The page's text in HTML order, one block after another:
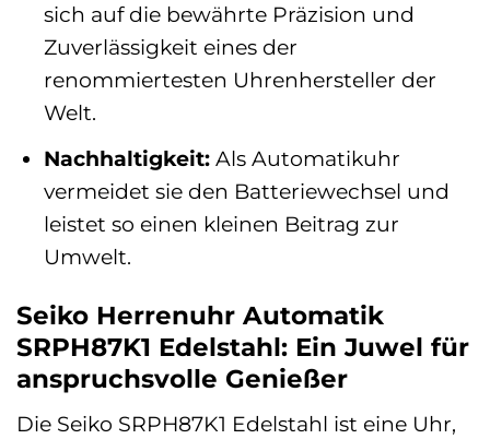
sich auf die bewährte Präzision und
Zuverlässigkeit eines der
renommiertesten Uhrenhersteller der
Welt.
Nachhaltigkeit:Als Automatikuhr
vermeidet sie den Batteriewechsel und
leistet so einen kleinen Beitrag zur
Umwelt.
Seiko Herrenuhr Automatik
SRPH87K1 Edelstahl: Ein Juwel für
anspruchsvolle Genießer
Die Seiko SRPH87K1 Edelstahl ist eine Uhr,